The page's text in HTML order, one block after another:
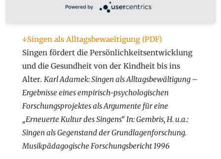
Kommission für Lied-, Musik- und Tanzforschung in
↓Singen als Alltagsbewaeltigung (PDF)
Singen fördert die Persönlichkeitsentwicklung
und die Gesundheit von der Kindheit bis ins
Alter. Karl Adamek: Singen als Alltagsbewältigung –
Ergebnisse eines empirisch-psychologischen
Forschungsprojektes als Argumente für eine
„Erneuerte Kultur des Singens“ In: Gembris, H. u.a.:
Singen als Gegenstand der Grundlagenforschung.
Musikpädagogische Forschungsbericht 1996
Powered by